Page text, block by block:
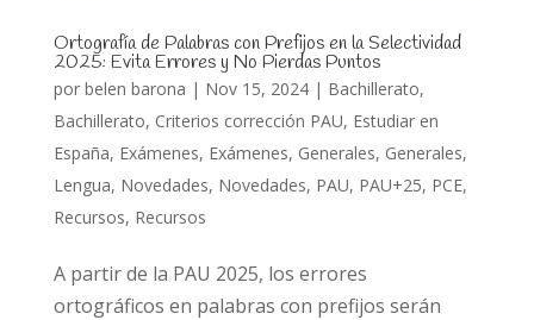
Ortografía de Palabras con Prefijos en la Selectividad
2025: Evita Errores y No Pierdas Puntos
por belen barona | Nov 15, 2024| Bachillerato,
Bachillerato, Criterios corrección PAU, Estudiar en
España, Exámenes, Exámenes, Generales, Generales,
Lengua, Novedades, Novedades, PAU, PAU+25, PCE,
Recursos, Recursos
A partir de la PAU 2025, los errores
ortográficos en palabras con prefijos serán